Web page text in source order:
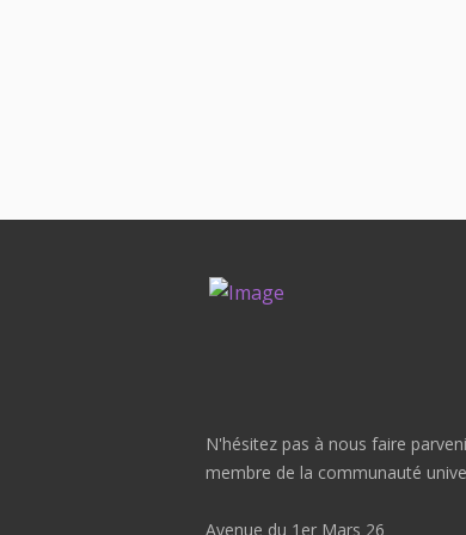
N'hésitez pas à nous faire
membre de la communauté
Avenue du 1er Mars 26